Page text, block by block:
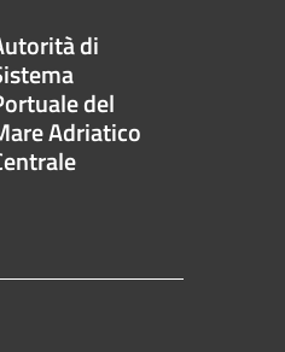
di
del
Adriatico